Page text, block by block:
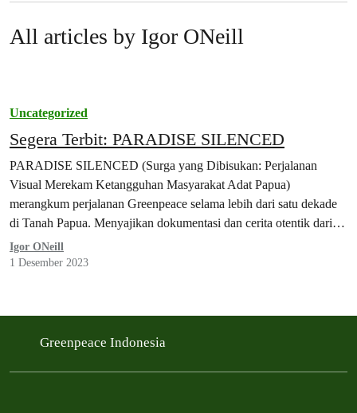
All articles by Igor ONeill
Uncategorized
Segera Terbit: PARADISE SILENCED
PARADISE SILENCED (Surga yang Dibisukan: Perjalanan
Visual Merekam Ketangguhan Masyarakat Adat Papua)
merangkum perjalanan Greenpeace selama lebih dari satu dekade
di Tanah Papua. Menyajikan dokumentasi dan cerita otentik dari
Tanah…
Igor ONeill
1 Desember 2023
Greenpeace Indonesia